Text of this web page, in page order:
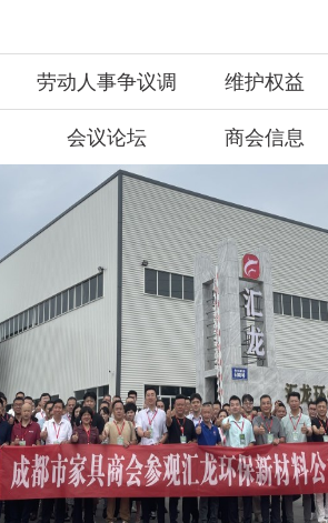
劳动人事争议调
委会
维护权益
会议论坛 商会信息